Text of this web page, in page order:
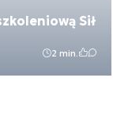
Sił
2 min.